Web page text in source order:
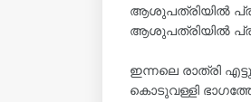
ആശുപത്രിയിൽ
ആശുപത്രിയിൽ
ഇന്നലെ രാത്രി
കൊടുവള്ളി